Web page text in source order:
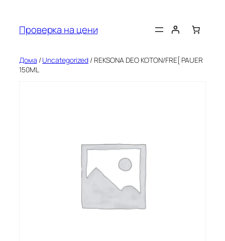
содржината
Проверка на цени
Дома /Uncategorized / REKSONA DEO KOTON/FRE[ PAUER
150ML